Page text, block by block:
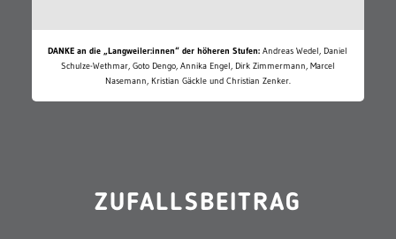
DANKE an die „Langweiler:innen“ der höheren Stufen: Andreas Wedel, Daniel
Schulze-Wethmar, Goto Dengo, Annika Engel, Dirk Zimmermann, Marcel
Nasemann, Kristian Gäckle und Christian Zenker.
ZUFALLSBEITRAG